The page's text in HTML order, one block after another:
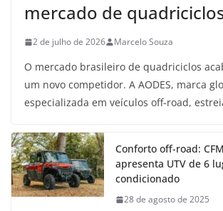
mercado de
2 de julho de 2026 Marcelo Souza
O mercado brasileiro de quadriciclos
um novo competidor. A AODES, marca
especializada em veículos off-road,
Conforto off-road:
apresenta UTV de 6
condicionado
28 de agosto de 2025